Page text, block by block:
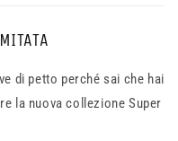
di petto perché sai che hai
la nuova collezione Super